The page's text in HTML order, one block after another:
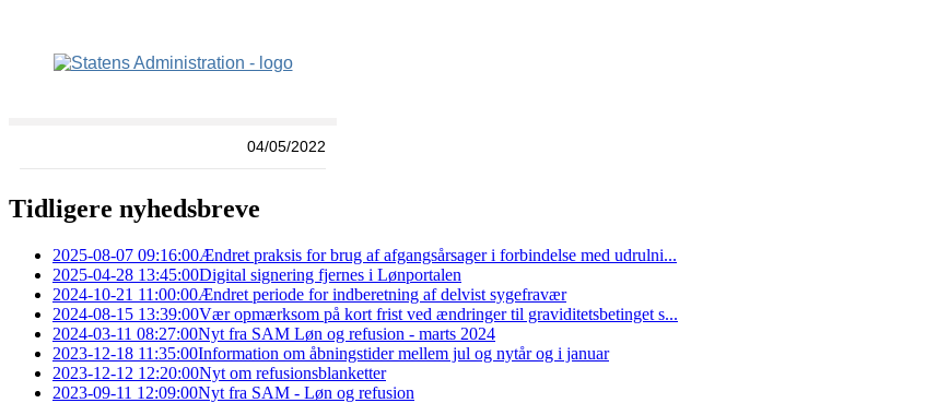
Tidligere nyhedsbreve
2025-08-07 09:16:00Ændret praksis for brug af afgangsårsager i forbindelse med udrulni...
2025-04-28 13:45:00Digital signering fjernes i Lønportalen
2024-10-21 11:00:00Ændret periode for indberetning af delvist sygefravær
2024-08-15 13:39:00Vær opmærksom på kort frist ved ændringer til graviditetsbetinget s...
2024-03-11 08:27:00Nyt fra SAM Løn og refusion - marts 2024
2023-12-18 11:35:00Information om åbningstider mellem jul og nytår og i januar
2023-12-12 12:20:00Nyt om refusionsblanketter
2023-09-11 12:09:00Nyt fra SAM - Løn og refusion